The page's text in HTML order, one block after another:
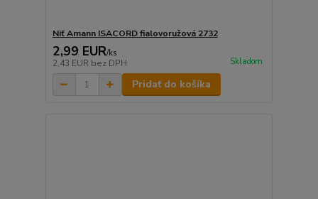
Niť Amann ISACORD fialovoružová 2732
2,99 EUR/ks
2,43 EUR bez DPH Skladom
Pridať do košíka